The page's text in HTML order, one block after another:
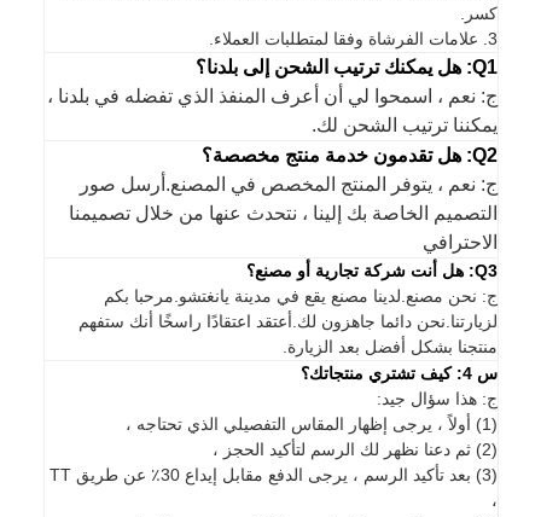
كسر.
3. علامات الفرشاة وفقا لمتطلبات العملاء.
Q1: هل يمكنك ترتيب الشحن إلى بلدنا؟
ج: نعم ، اسمحوا لي أن أعرف المنفذ الذي تفضله في بلدنا ،
يمكننا ترتيب الشحن لك.
Q2: هل تقدمون خدمة منتج مخصصة؟
ج: نعم ، يتوفر المنتج المخصص في المصنع.أرسل صور
التصميم الخاصة بك إلينا ، نتحدث عنها من خلال تصميمنا
الاحترافي
Q3: هل أنت شركة تجارية أو مصنع؟
ج: نحن مصنع.لدينا مصنع يقع في مدينة يانغتشو.مرحبا بكم
لزيارتنا.نحن دائما جاهزون لك.أعتقد اعتقادًا راسخًا أنك ستفهم
منتجنا بشكل أفضل بعد الزيارة.
س 4: كيف تشتري منتجاتك؟
ج: هذا سؤال جيد:
(1) أولاً ، يرجى إظهار المقاس التفصيلي الذي تحتاجه ،
(2) ثم دعنا نظهر لك الرسم لتأكيد الحجز ،
(3) بعد تأكيد الرسم ، يرجى الدفع مقابل إيداع 30٪ عن طريق TT
،